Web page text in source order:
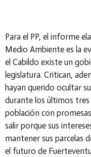
Para el PP, el informe
Medio Ambiente es la
el Cabildo existe un
legislatura. Critican,
hayan querido ocultar
durante los últimos tres
población con
salir porque sus
mantener sus parcelas
el futuro de